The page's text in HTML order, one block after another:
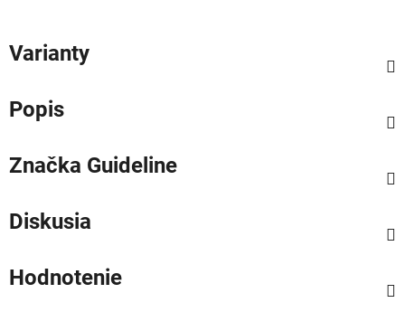
Varianty
Popis
Značka Guideline
Diskusia
Hodnotenie